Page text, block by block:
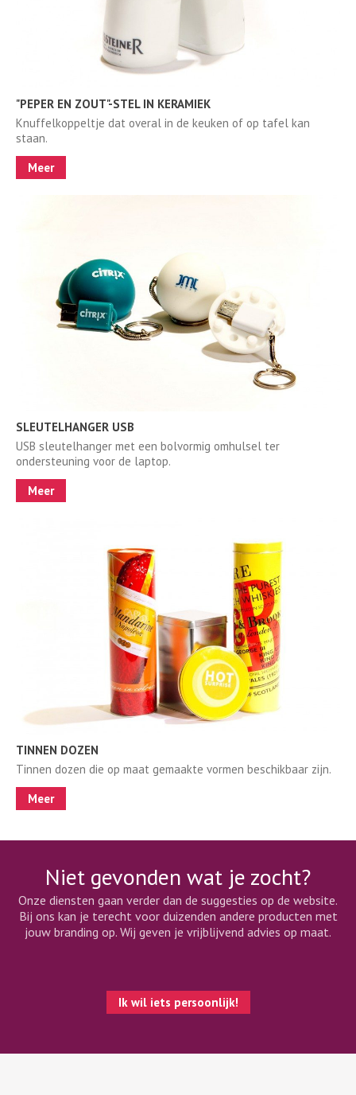
"PEPER EN ZOUT"-STEL IN KERAMIEK
Knuffelkoppeltje dat overal in de keuken of op tafel kan
staan.
Meer
SLEUTELHANGER USB
USB sleutelhanger met een bolvormig omhulsel ter
ondersteuning voor de laptop.
Meer
TINNEN DOZEN
Tinnen dozen die op maat gemaakte vormen beschikbaar zijn.
Meer
Niet gevonden wat je zocht?
Onze diensten gaan verder dan de suggesties op de website.
Bij ons kan je terecht voor duizenden andere producten met
jouw branding op. Wij geven je vrijblijvend advies op maat.
Ik wil iets persoonlijk!